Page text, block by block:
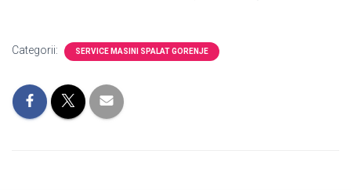
Categorii: SERVICE MASINI SPALAT GORENJE